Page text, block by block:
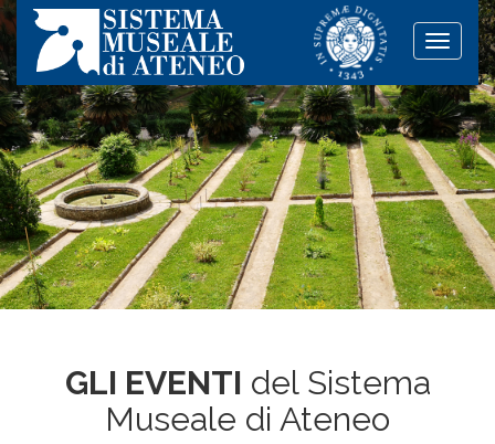
Toggle
GLI EVENTI del Sistema
Museale di Ateneo